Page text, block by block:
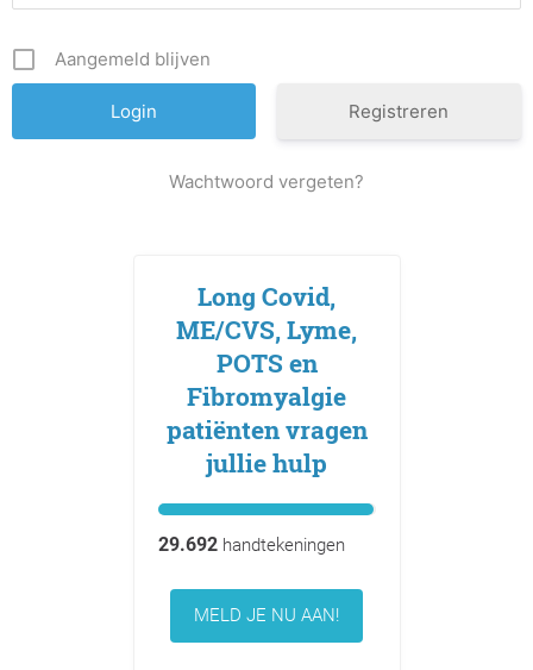
Aangemeld blijven
Registreren
Wachtwoord vergeten?
Long Covid,
ME/CVS, Lyme,
POTS en
Fibromyalgie
patiënten vragen
jullie hulp
29.692handtekeningen
MELD JE NU AAN!